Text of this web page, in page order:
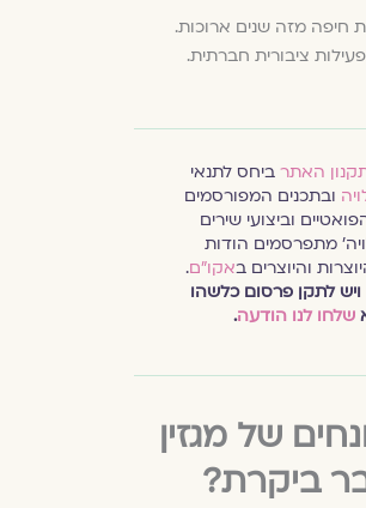
חיפה מזה שנים ארוכות.
ציבורית חברתית.
האתר ביחס לתנאי
ובתכנים המפורסמים
וביצועי שירים
מתפרסמים הודות
והיוצרים באקו״ם.
לתקן פרסום כלשהו
שלחו לנו הודעה.
של מגזין
ביקרת?